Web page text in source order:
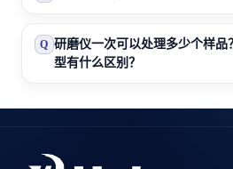
Q 研磨仪一次可以处理多少个样品
型有什么区别？